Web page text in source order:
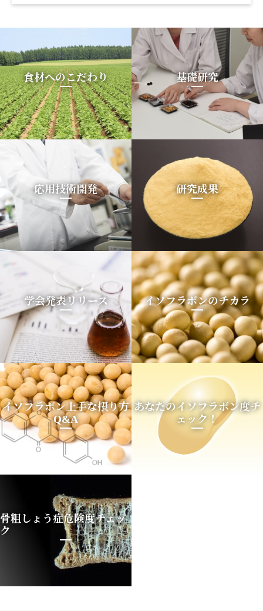
食材へのこだわり 基礎研究
応用技術開発 研究成果
学会発表リリース イソフラボンのチカラ
イソフラボン上手な摂り方
Q&A
あなたのイソフラボン度チ
ェック！
骨粗しょう症危険度チェッ
ク